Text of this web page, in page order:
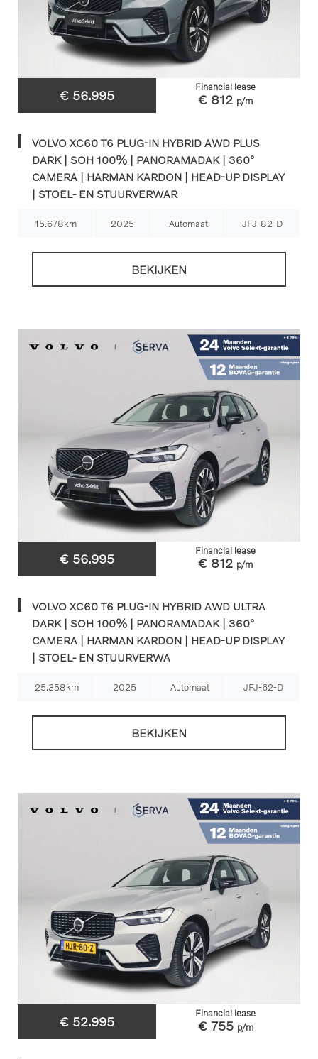
€ 56.995
Financial lease
€ 812 p/m
VOLVO XC60 T6 PLUG-IN HYBRID AWD PLUS
DARK | SOH 100% | PANORAMADAK | 360°
CAMERA | HARMAN KARDON | HEAD-UP DISPLAY
| STOEL- EN STUURVERWAR
15.678km 2025 Automaat JFJ-82-D
BEKIJKEN
€ 56.995
Financial lease
€ 812 p/m
VOLVO XC60 T6 PLUG-IN HYBRID AWD ULTRA
DARK | SOH 100% | PANORAMADAK | 360°
CAMERA | HARMAN KARDON | HEAD-UP DISPLAY
| STOEL- EN STUURVERWA
25.358km 2025 Automaat JFJ-62-D
BEKIJKEN
€ 52.995
Financial lease
€ 755 p/m